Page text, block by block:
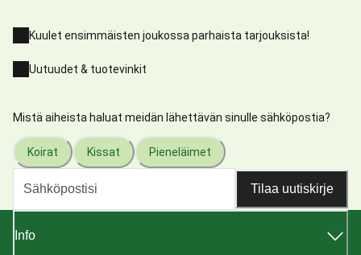
Kuulet ensimmäisten joukossa parhaista tarjouksista!
Uutuudet & tuotevinkit
Mistä aiheista haluat meidän lähettävän sinulle sähköpostia?
Koirat Kissat Pieneläimet
Tilaa uutiskirje
Info